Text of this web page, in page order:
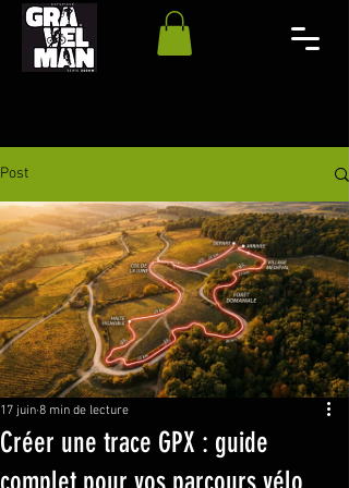
Post
Créer une trace GPX : guide
17 juin 8 min de lecture